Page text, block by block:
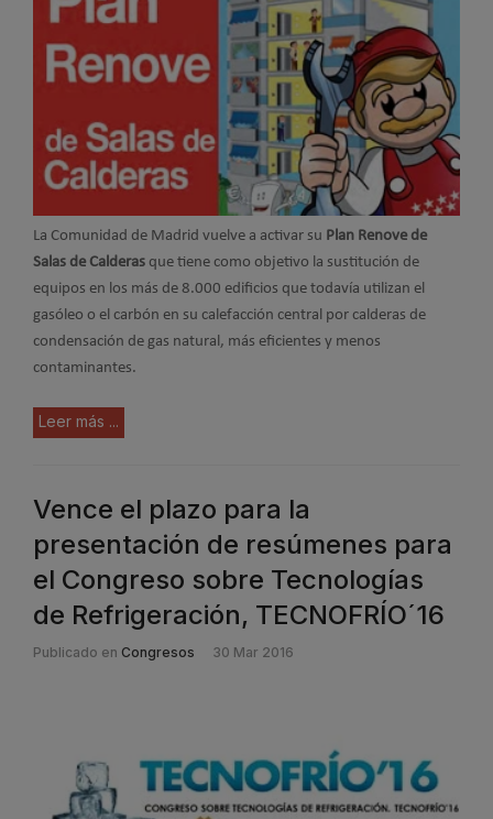
La Comunidad de Madrid vuelve a activar su Plan Renove de
Salas de Calderas que tiene como objetivo la sustitución de
equipos en los más de 8.000 edificios que todavía utilizan el
gasóleo o el carbón en su calefacción central por calderas de
condensación de gas natural, más eficientes y menos
contaminantes.
Leer más ...
Vence el plazo para la
presentación de resúmenes para
el Congreso sobre Tecnologías
de Refrigeración, TECNOFRÍO´16
Publicado en Congresos 30 Mar 2016